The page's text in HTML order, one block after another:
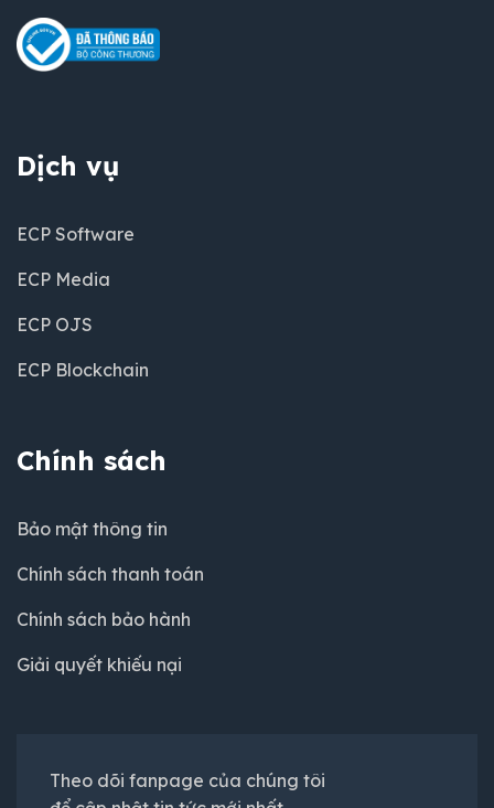
Dịch vụ
ECP Software
ECP Media
ECP OJS
ECP Blockchain
Chính sách
Bảo mật thông tin
Chính sách thanh toán
Chính sách bảo hành
Giải quyết khiếu nại
Theo dõi fanpage của chúng tôi